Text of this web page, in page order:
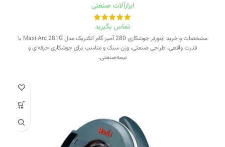
ابزارآلات صنعتی
تماس بگیرید
مشخصات و خرید اینورتر جوشکاری 280 آمپر گام الکتریک مدل Maxi Arc 281G با
قدرت واقعی، طراحی صنعتی، وزن سبک و مناسب برای جوشکاری حرفه‌ای و
نیمه‌صنعتی.